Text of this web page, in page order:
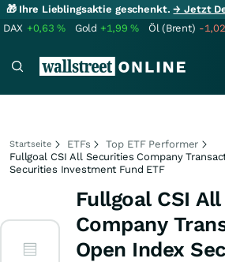
🎁 Ihre Lieblingsaktie geschenkt.→ Jetzt
DAX +0,63% Gold +1,99% Öl (Brent) -
Startseite ETFs
Top ETF Performer
Fullgoal CSI All Securities Company
Securities Investment Fund ETF
Fullgoal CSI
Company
Open Index